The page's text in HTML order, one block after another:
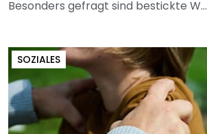
Besonders gefragt sind bestickte W...
SOZIALES